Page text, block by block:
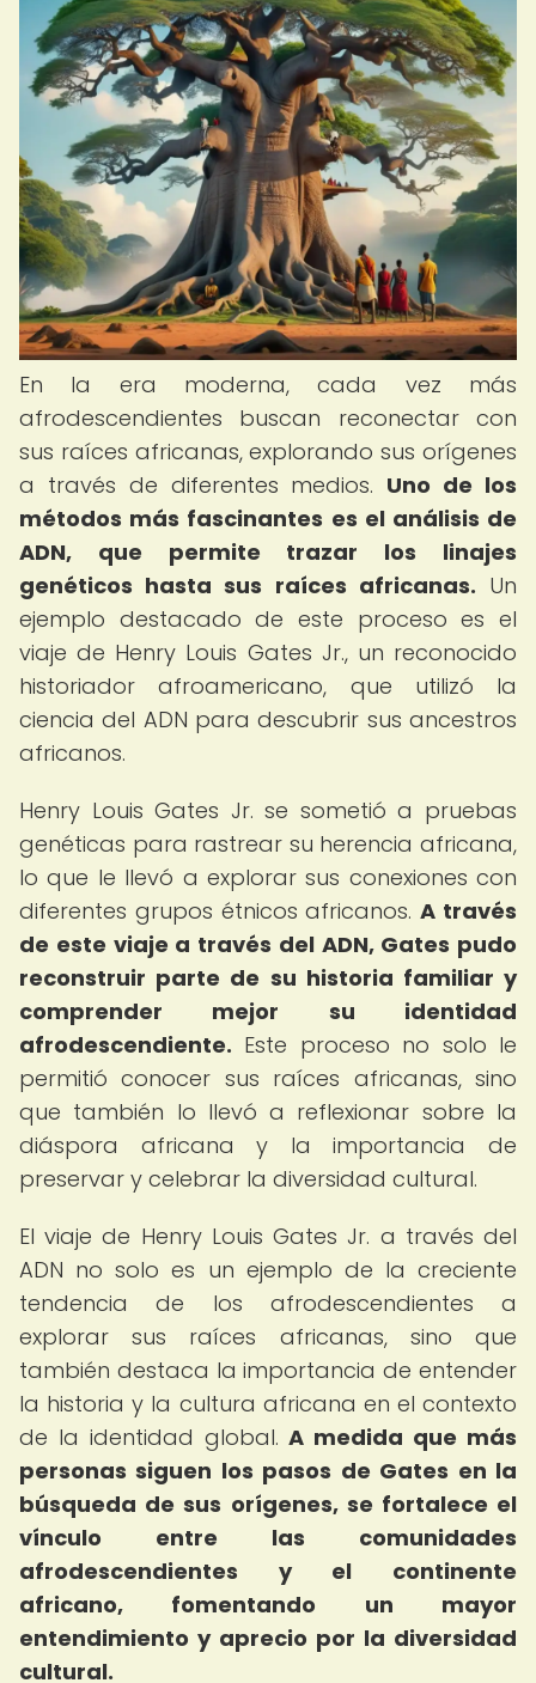
En la era moderna, cada vez más
afrodescendientes buscan reconectar con
sus raíces africanas, explorando sus orígenes
a través de diferentes medios. Uno de los
métodos más fascinantes es el análisis de
ADN, que permite trazar los linajes
genéticos hasta sus raíces africanas. Un
ejemplo destacado de este proceso es el
viaje de Henry Louis Gates Jr., un reconocido
historiador afroamericano, que utilizó la
ciencia del ADN para descubrir sus ancestros
africanos.
Henry Louis Gates Jr. se sometió a pruebas
genéticas para rastrear su herencia africana,
lo que le llevó a explorar sus conexiones con
diferentes grupos étnicos africanos.A través
de este viaje a través del ADN, Gates pudo
reconstruir parte de su historia familiar y
comprender mejor su identidad
afrodescendiente. Este proceso no solo le
permitió conocer sus raíces africanas, sino
que también lo llevó a reflexionar sobre la
diáspora africana y la importancia de
preservar y celebrar la diversidad cultural.
El viaje de Henry Louis Gates Jr. a través del
ADN no solo es un ejemplo de la creciente
tendencia de los afrodescendientes a
explorar sus raíces africanas, sino que
también destaca la importancia de entender
la historia y la cultura africana en el contexto
de la identidad global.A medida que más
personas siguen los pasos de Gates en la
búsqueda de sus orígenes, se fortalece el
vínculo entre las comunidades
afrodescendientes y el continente
africano, fomentando un mayor
entendimiento y aprecio por la diversidad
cultural.